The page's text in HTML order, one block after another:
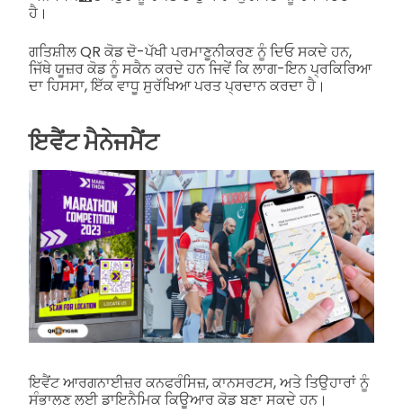
ਹੈ।
ਗਤਿਸ਼ੀਲ QR ਕੋਡ ਦੋ-ਪੱਖੀ ਪਰਮਾਣੂਨੀਕਰਣ ਨੂੰ ਦਿਓ ਸਕਦੇ ਹਨ,
ਜਿੱਥੇ ਯੂਜ਼ਰ ਕੋਡ ਨੂੰ ਸਕੈਨ ਕਰਦੇ ਹਨ ਜਿਵੇਂ ਕਿ ਲਾਗ-ਇਨ ਪ੍ਰਕਿਰਿਆ
ਦਾ ਹਿਸਸਾ, ਇੱਕ ਵਾਧੂ ਸੁਰੱਖਿਆ ਪਰਤ ਪ੍ਰਦਾਨ ਕਰਦਾ ਹੈ।
ਇਵੈਂਟ ਮੈਨੇਜਮੈਂਟ
ਇਵੈਂਟ ਆਰਗਨਾਈਜ਼ਰ ਕਨਫਰੰਸਿਜ਼, ਕਾਨਸਰਟਸ, ਅਤੇ ਤਿਉਹਾਰਾਂ ਨੂੰ
ਸੰਭਾਲਣ ਲਈ ਡਾਇਨੈਮਿਕ ਕਿਊਆਰ ਕੋਡ ਬਣਾ ਸਕਦੇ ਹਨ।